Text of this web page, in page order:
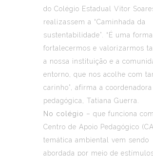
do Colégio Estadual Vitor
realizassem a “Caminhada da
sustentabilidade”. “É uma
fortalecermos e valorizarmos
a nossa instituição e a
entorno, que nos acolhe com
carinho”, afirma a coordenadora
pedagógica, Tatiana Guerra.
No colégio – que funciona
Centro de Apoio Pedagógico
temática ambiental vem sendo
abordada por meio de